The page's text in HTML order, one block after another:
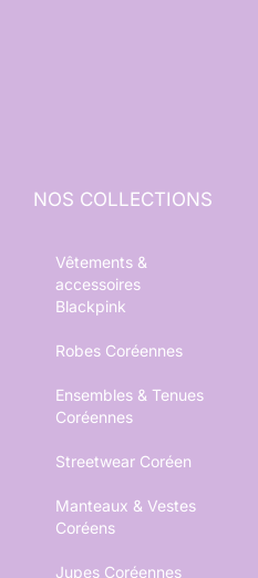
NOS COLLECTIONS
Vêtements &
accessoires
Blackpink
Robes Coréennes
Ensembles & Tenues
Coréennes
Streetwear Coréen
Manteaux & Vestes
Coréens
Jupes Coréennes